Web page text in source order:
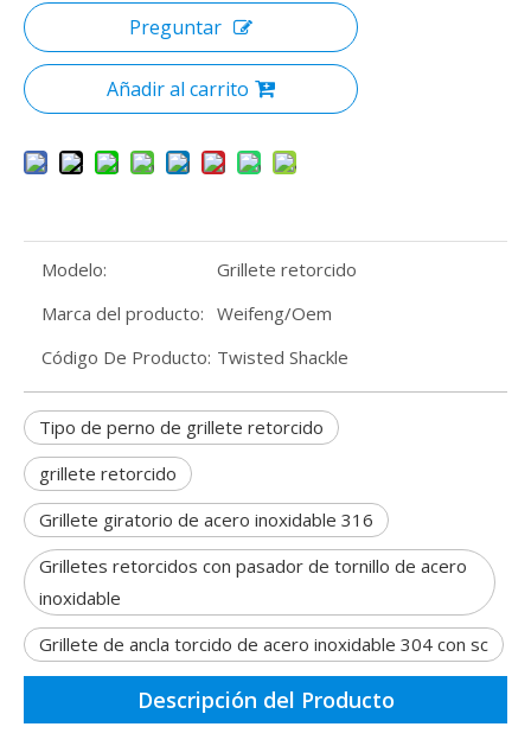
Preguntar
Añadir al carrito
Modelo:
Grillete retorcido
Marca del producto: Weifeng/Oem
Código De Producto: Twisted Shackle
Tipo de perno de grillete retorcido
grillete retorcido
Grillete giratorio de acero inoxidable 316
Grilletes retorcidos con pasador de tornillo de acero
inoxidable
Grillete de ancla torcido de acero inoxidable 304 con sc
Descripción del Producto